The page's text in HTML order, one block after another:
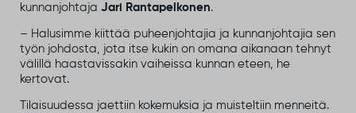
kunnanjohtaja Jari Rantapelkonen.
– Halusimme kiittää puheenjohtajia ja kunnanjohtajia sen
työn johdosta, jota itse kukin on omana aikanaan tehnyt
välillä haastavissakin vaiheissa kunnan eteen, he
kertovat.
Tilaisuudessa jaettiin kokemuksia ja muisteltiin menneitä.